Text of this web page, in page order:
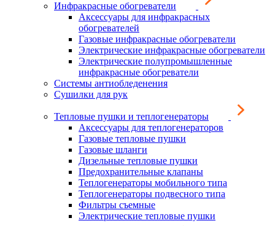
Инфракрасные обогреватели
Аксессуары для инфракрасных
обогревателей
Газовые инфракрасные обогреватели
Электрические инфракрасные обогреватели
Электрические полупромышленные
инфракрасные обогреватели
Системы антиобледенения
Сушилки для рук
Тепловые пушки и теплогенераторы
Аксессуары для теплогенераторов
Газовые тепловые пушки
Газовые шланги
Дизельные тепловые пушки
Предохранительные клапаны
Теплогенераторы мобильного типа
Теплогенераторы подвесного типа
Фильтры съемные
Электрические тепловые пушки